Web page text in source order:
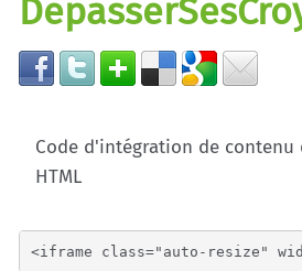
Code d'intégration de contenu
HTML